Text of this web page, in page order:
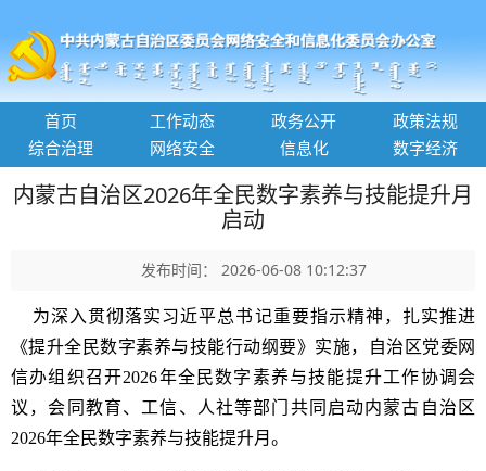
首页 工作动态 政务公开
政策法规
综合治理
网络安全 信息化 数字经济
内蒙古自治区2026年全民数字素养与技能提升月
启动
发布时间： 2026-06-08 10:12:37
为深入贯彻落实习近平总书记重要指示精神，扎实推进
《提升全民数字素养与技能行动纲要》实施，自治区党委网
信办组织召开2026年全民数字素养与技能提升工作协调会
议，会同教育、工信、人社等部门共同启动内蒙古自治区
2026年全民数字素养与技能提升月。